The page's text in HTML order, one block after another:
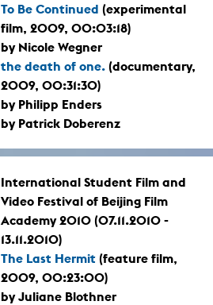
To Be Continued (experimental
film, 2009, 00:03:18)
by Nicole Wegner
the death of one. (documentary,
2009, 00:31:30)
by Philipp Enders
by Patrick Doberenz
International Student Film and
Video Festival of Beijing Film
Academy 2010 (07.11.2010 -
13.11.2010)
The Last Hermit (feature film,
2009, 00:23:00)
by Juliane Blothner